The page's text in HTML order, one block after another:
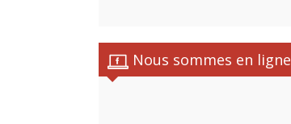
Nous sommes en ligne